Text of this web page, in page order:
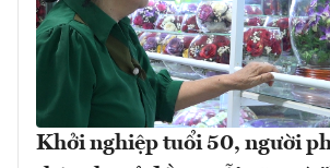
Khởi nghiệp tuổi 50, người